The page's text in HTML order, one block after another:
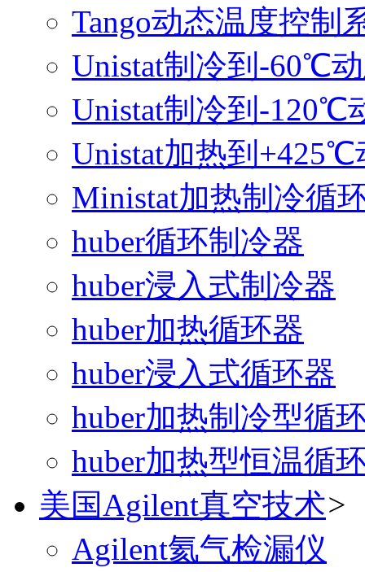
Tango动态温度控制
Unistat制冷到-60℃
Unistat制冷到-120℃
Unistat加热到
Ministat加热制冷循
huber循环制冷器
huber浸入式制冷器
huber加热循环器
huber浸入式循环器
huber加热制冷型循
huber加热型恒温循
美国Agilent真空技术>
Agilent氦气检漏仪